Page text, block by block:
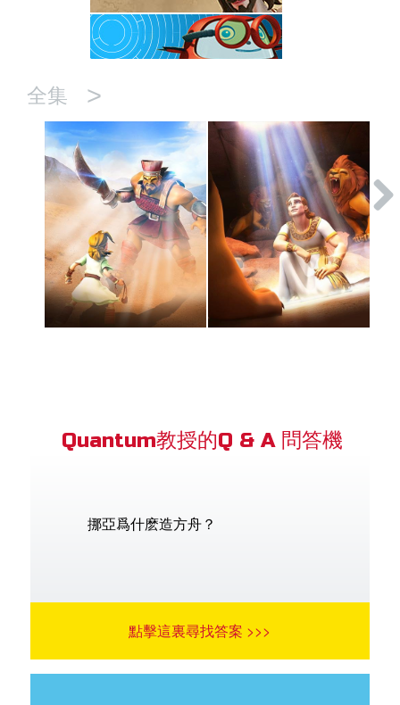
全集 >
Quantum教授的Q & A 問答機
挪亞爲什麽造方舟？
點擊這裏尋找答案 >>>